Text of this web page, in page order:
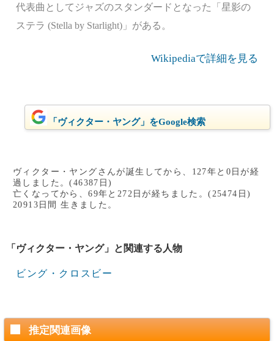
代表曲としてジャズのスタンダードとなった「星影の
ステラ (Stella by Starlight)」がある。
Wikipediaで詳細を見る
「ヴィクター・ヤング」をGoogle検索
ヴィクター・ヤングさんが誕生してから、127年と0日が経
過しました。(46387日)
亡くなってから、69年と272日が経ちました。(25474日)
20913日間 生きました。
「ヴィクター・ヤング」と関連する人物
ビング・クロスビー
推定関連画像